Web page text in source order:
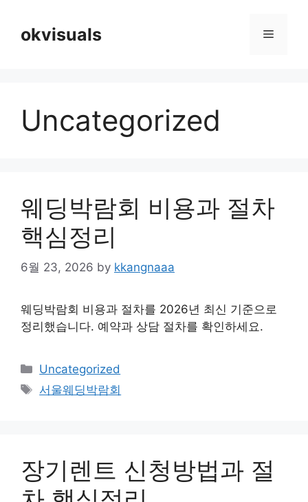
contentokvisuals Menu
Uncategorized
웨딩박람회 비용과 절차
핵심정리
6월 23, 2026 by kkangnaaa
웨딩박람회 비용과 절차를 2026년 최신 기준으로
정리했습니다. 예약과 상담 절차를 확인하세요.
Categories
Uncategorized
Tags
서울웨딩박람회
장기렌트 신청방법과 절